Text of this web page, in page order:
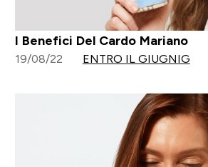
I Benefici Del Cardo Mariano
19/08/22 ENTRO IL GIUGNIG